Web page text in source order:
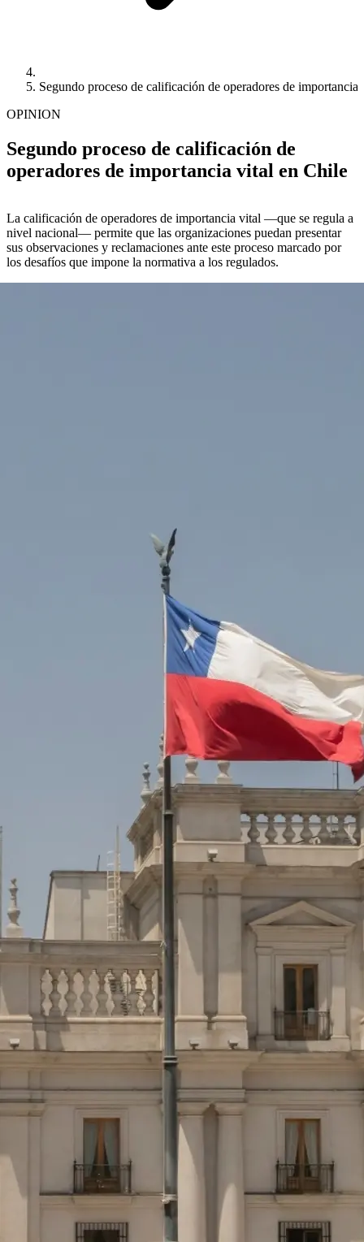
Segundo proceso de calificación de operadores de
OPINION
Segundo proceso de calificación de
operadores de importancia vital en Chile
La calificación de operadores de importancia vital —que se regula a
nivel nacional— permite que las organizaciones puedan presentar
sus observaciones y reclamaciones ante este proceso marcado por
los desafíos que impone la normativa a los regulados.